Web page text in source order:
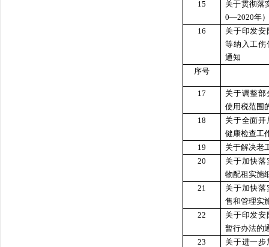
15
关于贯彻落
0—2020年
16
关于印发
等纳入工伤
通知
序号
17
关于调整
使用税范围
18
关于全面
健康检查工
19
关于解决老
20
关于加快
物配租实施
21
关于加快
售和管理实
22
关于印发
暂行办法的
23
关于进一